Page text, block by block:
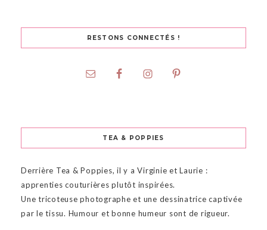
RESTONS CONNECTÉS !
TEA & POPPIES
Derrière Tea & Poppies, il y a Virginie et Laurie :
apprenties couturières plutôt inspirées.
Une tricoteuse photographe et une dessinatrice captivée
par le tissu. Humour et bonne humeur sont de rigueur.